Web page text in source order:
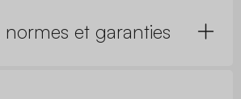
normes et garanties